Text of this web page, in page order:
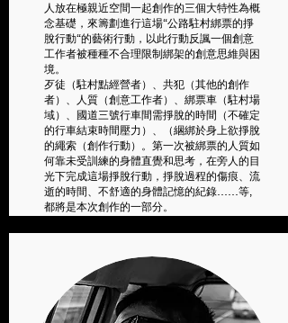
人放在極親近空間一起創作的三個大特性為概
念基礎，來籌劃進行這場“公路駐村綁票的掙
脫行動“的藝術行動，以此行動反諷一個創意
工作者被種種不合理限制綁架的創意思維與困
境。
歹徒（駐村點經營者）、共犯（其他的創作
者）、人質（創意工作者）、綁票車（駐村場
域）、國道三號行車間需掙脫的時間（不確定
的行車結束時間壓力）、（綑綁於身上欲掙脫
的繩索（創作行動）。第一次被綁票的人質如
何靠未受訓練的身體直覺和思考，在旁人的目
光下完成這場掙脫行動，掙脫過程的傷痕、流
逝的時間、不舒適的身體記憶的紀錄……等,
都將是本次創作的一部分。